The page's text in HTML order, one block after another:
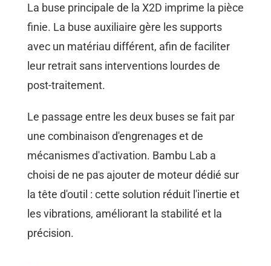
La buse principale de la X2D imprime la pièce
finie. La buse auxiliaire gère les supports
avec un matériau différent, afin de faciliter
leur retrait sans interventions lourdes de
post-traitement.
Le passage entre les deux buses se fait par
une combinaison d'engrenages et de
mécanismes d'activation. Bambu Lab a
choisi de ne pas ajouter de moteur dédié sur
la tête d'outil : cette solution réduit l'inertie et
les vibrations, améliorant la stabilité et la
précision.